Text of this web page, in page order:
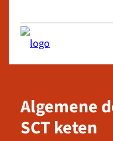
Algemene
SCT keten